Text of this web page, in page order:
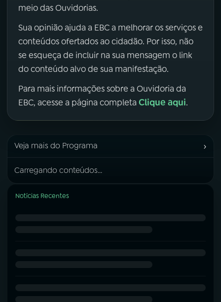
meio das Ouvidorias.
Sua opinião ajuda a EBC a melhorar os serviços e
conteúdos ofertados ao cidadão. Por isso, não
se esqueça de incluir na sua mensagem o link
do conteúdo alvo de sua manifestação.
Para mais informações sobre a Ouvidoria da
EBC, acesse a página completa Clique aqui.
Veja mais do Programa ›
Carregando conteúdos...
Notícias Recentes